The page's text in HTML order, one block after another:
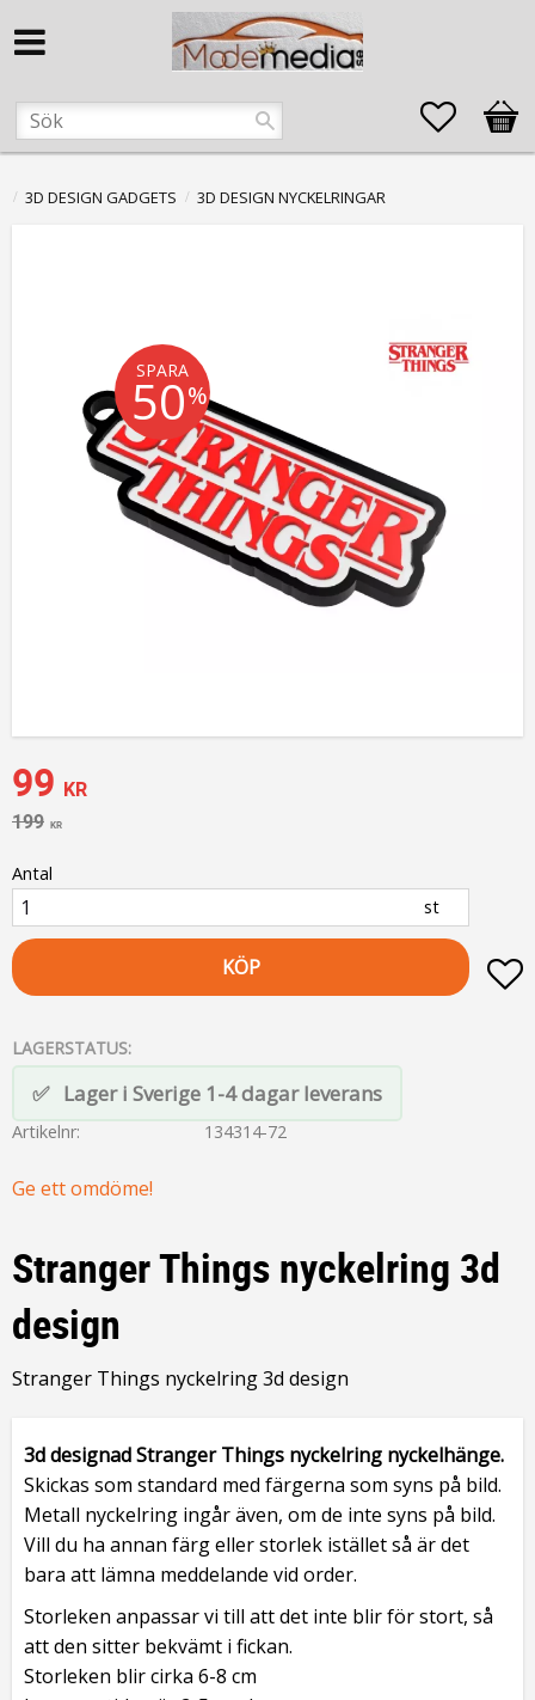
Favoriter
3D DESIGN GADGETS 3D DESIGN NYCKELRINGAR
SPARA
50%
Nedsatt pris:
99 KR
Ordinarie pris:
199 KR
Antal
st
KÖP
LAGERSTATUS
Lager i Sverige 1-4 dagar leverans
Artikelnr 134314-72
Ge ett omdöme!
Stranger Things nyckelring 3d
design
Stranger Things nyckelring 3d design
3d designadStranger Things nyckelring nyckelhänge.
Skickas som standard med färgerna som syns på bild.
Metall nyckelring ingår även, om de inte syns på bild.
Vill du ha annan färg eller storlek istället så är det
bara att lämna meddelande vid order.
Storleken anpassar vi till att det inte blir för stort, så
att den sitter bekvämt i fickan.
Storleken blir cirka 6-8 cm